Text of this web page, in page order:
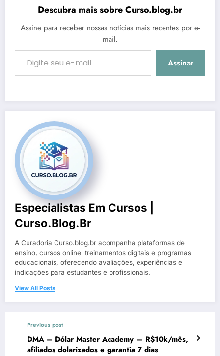
Descubra mais sobre Curso.blog.br
Assine para receber nossas notícias mais recentes por e-
mail.
Digite seu e-mail…
Assinar
Especialistas Em Cursos |
Curso.blog.br
A Curadoria Curso.blog.br acompanha plataformas de
ensino, cursos online, treinamentos digitais e programas
educacionais, oferecendo avaliações, experiências e
indicações para estudantes e profissionais.
View All Posts
Previous post
DMA – Dólar Master Academy — R$10k/mês,
afiliados dolarizados e garantia 7 dias